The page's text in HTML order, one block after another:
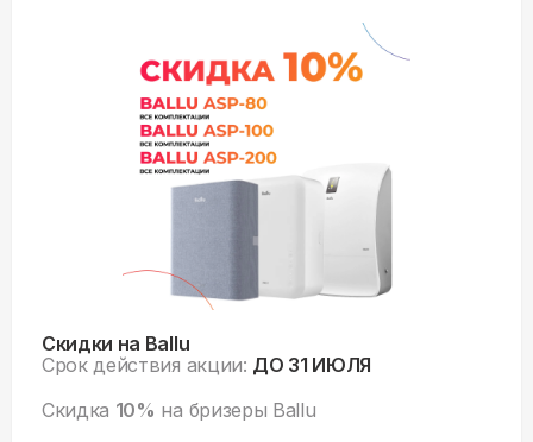
Скидки на Ballu
Срок действия акции: ДО 31 ИЮЛЯ
Скидка 10% на бризеры Ballu